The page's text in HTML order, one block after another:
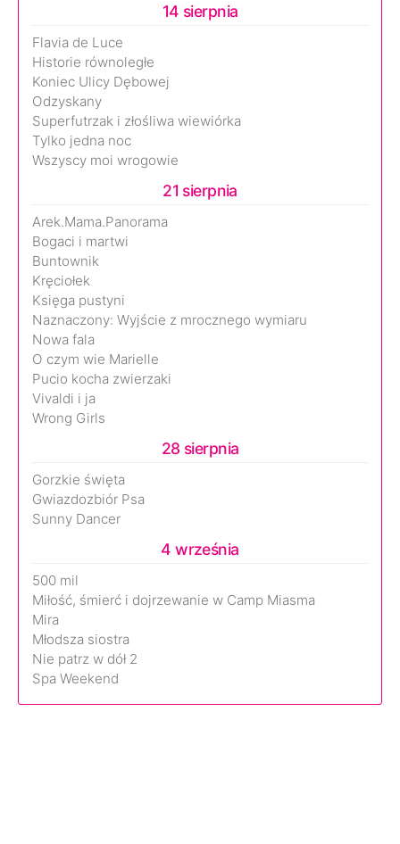
14 sierpnia
Flavia de Luce
Historie równoległe
Koniec Ulicy Dębowej
Odzyskany
Superfutrzak i złośliwa wiewiórka
Tylko jedna noc
Wszyscy moi wrogowie
21 sierpnia
Arek.Mama.Panorama
Bogaci i martwi
Buntownik
Kręciołek
Księga pustyni
Naznaczony: Wyjście z mrocznego wymiaru
Nowa fala
O czym wie Marielle
Pucio kocha zwierzaki
Vivaldi i ja
Wrong Girls
28 sierpnia
Gorzkie święta
Gwiazdozbiór Psa
Sunny Dancer
4 września
500 mil
Miłość, śmierć i dojrzewanie w Camp Miasma
Mira
Młodsza siostra
Nie patrz w dół 2
Spa Weekend